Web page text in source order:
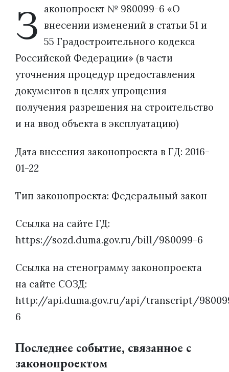
З аконопроект № 980099-6 «О
внесении изменений в статьи 51 и
55 Градостроительного кодекса
Российской Федерации» (в части
уточнения процедур предоставления
документов в целях упрощения
получения разрешения на строительство
и на ввод объекта в эксплуатацию)
Дата внесения законопроекта в ГД: 2016-
01-22
Тип законопроекта: Федеральный закон
Ссылка на сайте ГД:
https://sozd.duma.gov.ru/bill/980099-6
Ссылка на стенограмму законопроекта
на сайте СОЗД:
http://api.duma.gov.ru/api/transcript/
6
Последнее событие, связанное с
законопроектом